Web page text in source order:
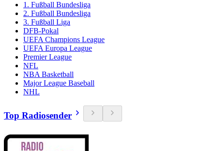
1. Fußball Bundesliga
2. Fußball Bundesliga
3. Fußball Liga
DFB-Pokal
UEFA Champions League
UEFA Europa League
Premier League
NFL
NBA Basketball
Major League Baseball
NHL
Top Radiosender